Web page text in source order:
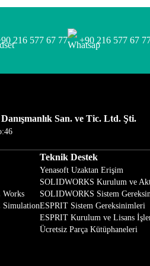
216 577 67 77 +90 216 577 67
Danışmanlık San. ve Tic. Ltd. Şti.
Works
Simulation
Teknik Destek
Yenasoft Uzaktan Erişim
SOLIDWORKS Kurulum ve
SOLIDWORKS Sistem
ESPRIT Sistem Gereksinimleri
ESPRIT Kurulum ve Lisans
Ücretsiz Parça Kütüphaneleri